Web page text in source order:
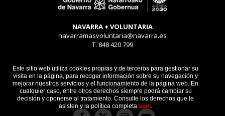
Este sitio web utiliza cookies propias y de terceros para gestionar su
visita en la página, para recoger información sobre su navegación y
mejorar nuestros servicios y el funcionamiento de la página web. En
cualquier caso, entre otros derechos siempre podrá cambiar su
decisión y oponerse al tratamiento. Consulte los derechos que le
asisten y la política completa aquí.
NAVARRA + VOLUNTARIA
navarramasvoluntaria@navarra.es
T. 848 420 799
Aviso legal
Privacidad
Cookies